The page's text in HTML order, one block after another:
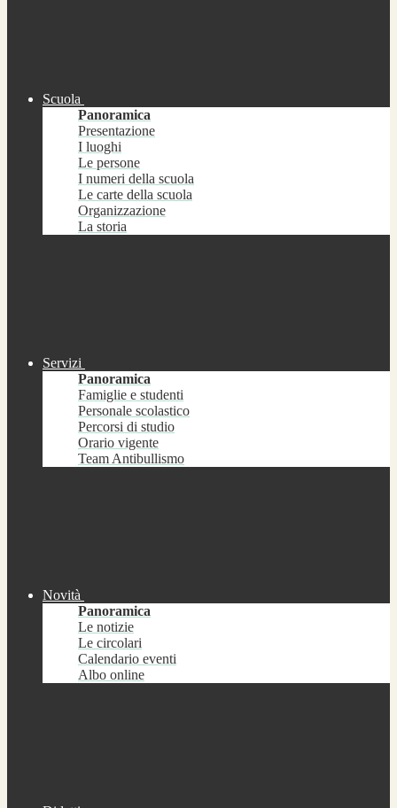
Scuola
Panoramica
Presentazione
I luoghi
Le persone
I numeri della scuola
Le carte della scuola
Organizzazione
La storia
Servizi
Panoramica
Famiglie e studenti
Personale scolastico
Percorsi di studio
Orario vigente
Team Antibullismo
Novità
Panoramica
Le notizie
Le circolari
Calendario eventi
Albo online